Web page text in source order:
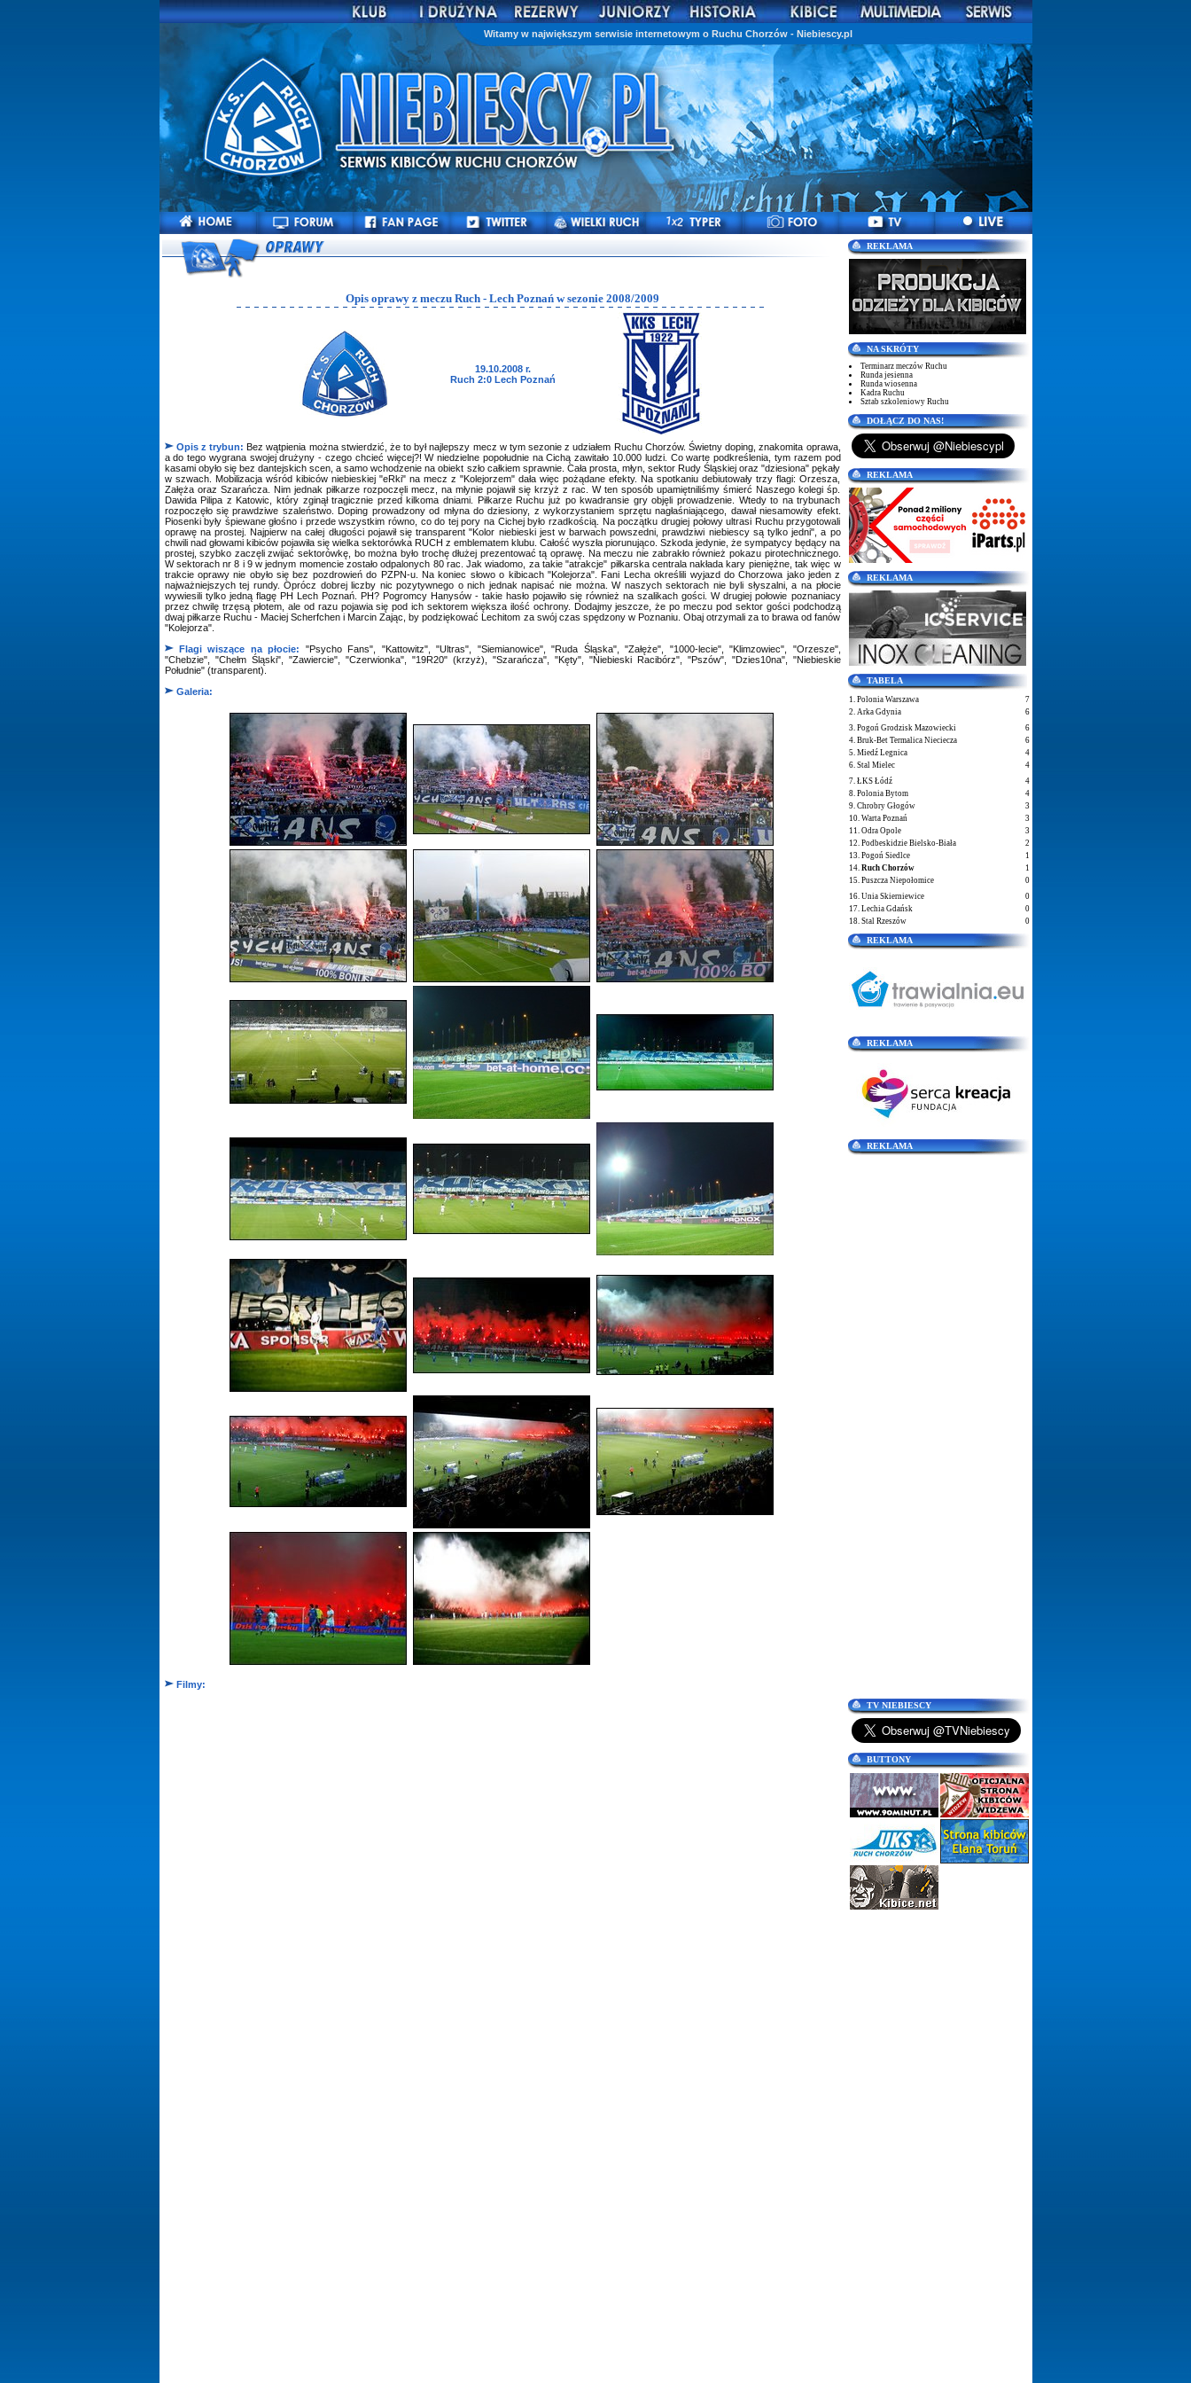
Witamy w największym serwisie internetowym o Ruchu Chorzów - Niebiescy.pl
Opis oprawy z meczu Ruch - Lech Poznań w sezonie 2008/2009
19.10.2008 r.
Ruch 2:0 Lech Poznań
Opis z trybun: Bez wątpienia można stwierdzić, że to był najlepszy mecz w tym sezonie z udziałem Ruchu Chorzów. Świetny doping, znakomita oprawa,
a do tego wygrana swojej drużyny - czego chcieć więcej?! W niedzielne popołudnie na Cichą zawitało 10.000 ludzi. Co warte podkreślenia, tym razem pod
kasami obyło się bez dantejskich scen, a samo wchodzenie na obiekt szło całkiem sprawnie. Cała prosta, młyn, sektor Rudy Śląskiej oraz "dziesiona" pękały
w szwach. Mobilizacja wśród kibiców niebieskiej "eRki" na mecz z "Kolejorzem" dała więc pożądane efekty. Na spotkaniu debiutowały trzy flagi: Orzesza,
Załęża oraz Szarańcza. Nim jednak piłkarze rozpoczęli mecz, na młynie pojawił się krzyż z rac. W ten sposób upamiętniliśmy śmierć Naszego kolegi śp.
Dawida Pilipa z Katowic, który zginął tragicznie przed kilkoma dniami. Piłkarze Ruchu już po kwadransie gry objęli prowadzenie. Wtedy to na trybunach
rozpoczęło się prawdziwe szaleństwo. Doping prowadzony od młyna do dziesiony, z wykorzystaniem sprzętu nagłaśniającego, dawał niesamowity efekt.
Piosenki były śpiewane głośno i przede wszystkim równo, co do tej pory na Cichej było rzadkością. Na początku drugiej połowy ultrasi Ruchu przygotowali
oprawę na prostej. Najpierw na całej długości pojawił się transparent "Kolor niebieski jest w barwach powszedni, prawdziwi niebiescy są tylko jedni", a po
chwili nad głowami kibiców pojawiła się wielka sektorówka RUCH z emblematem klubu. Całość wyszła piorunująco. Szkoda jedynie, że sympatycy będący na
prostej, szybko zaczęli zwijać sektorówkę, bo można było trochę dłużej prezentować tą oprawę. Na meczu nie zabrakło również pokazu pirotechnicznego.
W sektorach nr 8 i 9 w jednym momencie zostało odpalonych 80 rac. Jak wiadomo, za takie "atrakcje" piłkarska centrala nakłada kary pieniężne, tak więc w
trakcie oprawy nie obyło się bez pozdrowień do PZPN-u. Na koniec słowo o kibicach "Kolejorza". Fani Lecha określili wyjazd do Chorzowa jako jeden z
najważniejszych tej rundy. Oprócz dobrej liczby nic pozytywnego o nich jednak napisać nie można. W naszych sektorach nie byli słyszalni, a na płocie
wywiesili tylko jedną flagę PH Lech Poznań. PH? Pogromcy Hanysów - takie hasło pojawiło się również na szalikach gości. W drugiej połowie poznaniacy
przez chwilę trzęsą płotem, ale od razu pojawia się pod ich sektorem większa ilość ochrony. Dodajmy jeszcze, że po meczu pod sektor gości podchodzą
dwaj piłkarze Ruchu - Maciej Scherfchen i Marcin Zając, by podziękować Lechitom za swój czas spędzony w Poznaniu. Obaj otrzymali za to brawa od fanów
"Kolejorza".
Flagi wiszące na płocie:
"Psycho Fans", "Kattowitz", "Ultras", "Siemianowice", "Ruda Śląska", "Załęże", "1000-lecie", "Klimzowiec", "Orzesze",
"Chebzie", "Chełm Śląski", "Zawiercie", "Czerwionka", "19R20" (krzyż), "Szarańcza", "Kęty", "Niebieski Racibórz", "Pszów", "Dzies10na", "Niebieskie
Południe" (transparent).
Galeria:
Filmy:
REKLAMA
NA SKRÓTY
Terminarz meczów Ruchu
Runda jesienna
Runda wiosenna
Kadra Ruchu
Sztab szkoleniowy Ruchu
DOŁĄCZ DO NAS!
REKLAMA
REKLAMA
TABELA
1. Polonia Warszawa
7
2. Arka Gdynia
6
3. Pogoń Grodzisk Mazowiecki
6
4. Bruk-Bet Termalica Nieciecza
6
5. Miedź Legnica
4
6. Stal Mielec
4
7. ŁKS Łódź
4
8. Polonia Bytom
4
9. Chrobry Głogów
3
10. Warta Poznań
3
11. Odra Opole
3
12. Podbeskidzie Bielsko-Biała
2
13. Pogoń Siedlce
1
14. Ruch Chorzów
1
15. Puszcza Niepołomice
0
16. Unia Skierniewice
0
17. Lechia Gdańsk
0
18. Stal Rzeszów
0
REKLAMA
REKLAMA
REKLAMA
TV NIEBIESCY
BUTTONY